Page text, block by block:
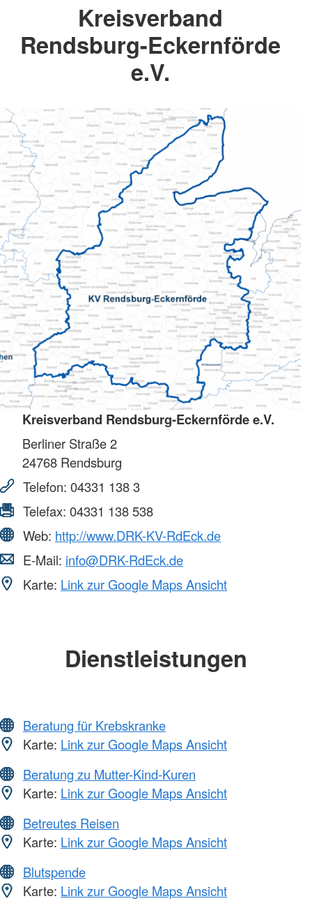
Kreisverband
Rendsburg-Eckernförde
e.V.
Kreisverband Rendsburg-Eckernförde e.V.
Berliner Straße 2
24768 Rendsburg
Telefon: 04331 138 3
Telefax: 04331 138 538
Web: http://www.DRK-KV-RdEck.de
E-Mail: info@DRK-RdEck.de
Karte: Link zur Google Maps Ansicht
Dienstleistungen
Beratung für Krebskranke
Karte: Link zur Google Maps Ansicht
Beratung zu Mutter-Kind-Kuren
Karte: Link zur Google Maps Ansicht
Betreutes Reisen
Karte: Link zur Google Maps Ansicht
Blutspende
Karte: Link zur Google Maps Ansicht